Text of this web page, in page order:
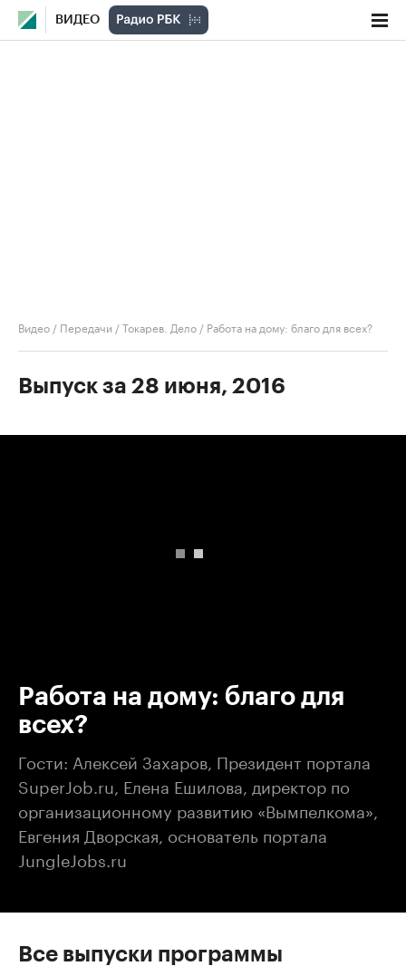
ВИДЕО
Видео / Передачи /Токарев. Дело / Работа на дому: благо для всех?
Выпуск за 28 июня, 2016
Работа на дому: благо для
всех?
Гости: Алексей Захаров, Президент портала
SuperJob.ru, Елена Ешилова, директор по
организационному развитию «Вымпелкома»,
Евгения Дворская, основатель портала
JungleJobs.ru
Все выпуски программы